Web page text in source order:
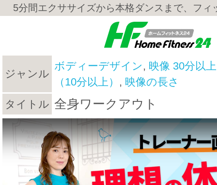
5分間エクササイズから本格ダンスまで、フィ
ジャンル
ボディーデザイン , 映像 30分以上
（10分以上） , 映像の長さ
タイトル 全身ワークアウト